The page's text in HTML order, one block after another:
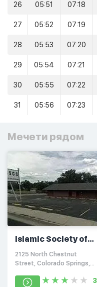
26 05:51 07:18
27 05:52 07:19
28 05:53 07:20
29 05:54 07:21
30 05:55 07:22
31 05:56 07:23
Мечети рядом
Islamic Society of
Colorado Springs
2125 North Chestnut
Street, Colorado Springs,
3